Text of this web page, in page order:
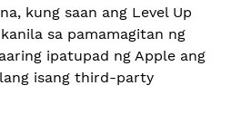
kung saan ang Level Up
sa pamamagitan ng
ipatupad ng Apple ang
isang third-party